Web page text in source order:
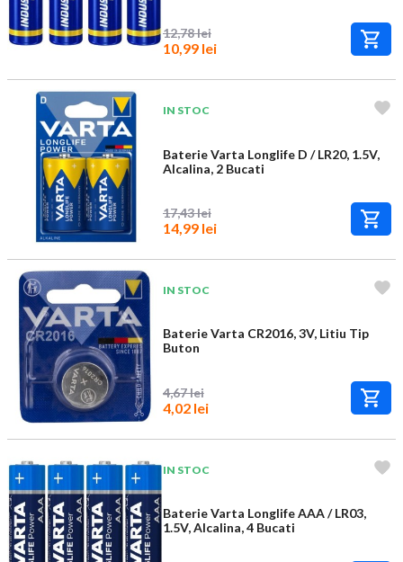
12,78 lei
10,99 lei
IN STOC
Baterie Varta Longlife D / LR20, 1.5V,
Alcalina, 2 Bucati
17,43 lei
14,99 lei
IN STOC
Baterie Varta CR2016, 3V, Litiu Tip
Buton
4,67 lei
4,02 lei
IN STOC
Baterie Varta Longlife AAA / LR03,
1.5V, Alcalina, 4 Bucati